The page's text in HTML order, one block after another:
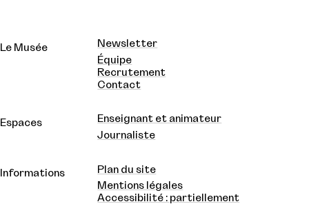
Le Musée
Newsletter
Équipe
Recrutement
Contact
Espaces
Enseignant et animateur
Journaliste
Informations
Plan du site
Mentions légales
Accessibilité : partiellement